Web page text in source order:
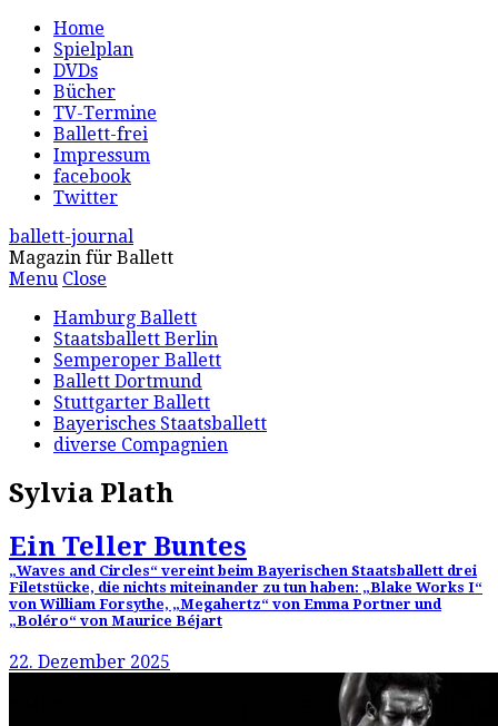
Home
Spielplan
DVDs
Bücher
TV-Termine
Ballett-frei
Impressum
facebook
Twitter
ballett-journal
Magazin für Ballett
Menu Close
Hamburg Ballett
Staatsballett Berlin
Semperoper Ballett
Ballett Dortmund
Stuttgarter Ballett
Bayerisches Staatsballett
diverse Compagnien
Sylvia Plath
Ein Teller Buntes
„Waves and Circles“ vereint beim Bayerischen Staatsballett drei
Filetstücke, die nichts miteinander zu tun haben: „Blake Works I“
von William Forsythe, „Megahertz“ von Emma Portner und
„Boléro“ von Maurice Béjart
22. Dezember 2025